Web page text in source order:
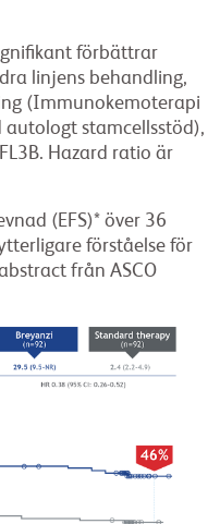
förbättrar
linjens behandling,
(Immunokemoterapi
stamcellsstöd),
Hazard ratio är
(EFS)* över 36
förståelse för
från ASCO